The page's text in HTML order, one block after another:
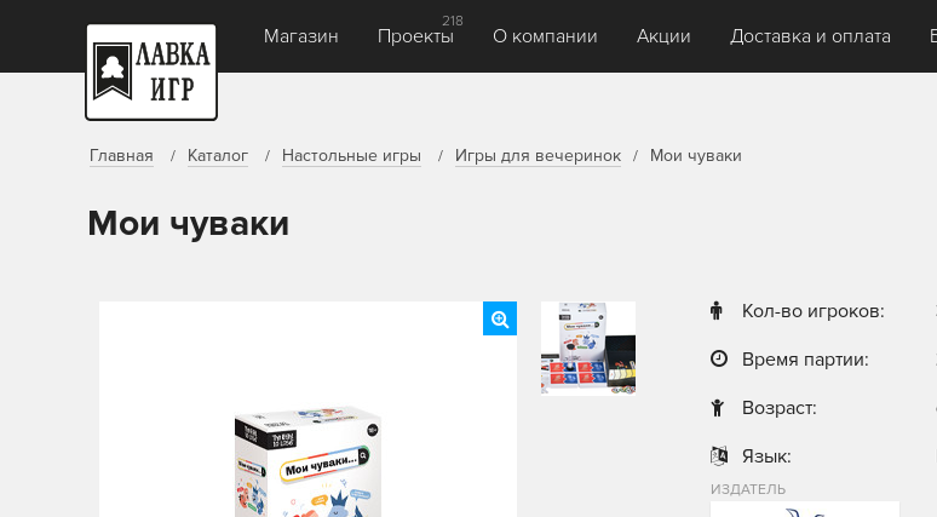
Магазин Проекты
218
О компании Акции Доставка и оплата
Главная Каталог Настольные игры Игры для вечеринок Мои чуваки
Мои чуваки
Кол-во игроков:
Время партии:
Возраст:
Язык:
ИЗДАТЕЛЬ